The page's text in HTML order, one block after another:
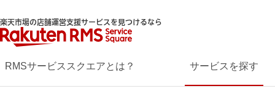
楽天市場の店舗運営支援サービスを見つけるなら
RMSサービススクエアとは？ サービスを探す